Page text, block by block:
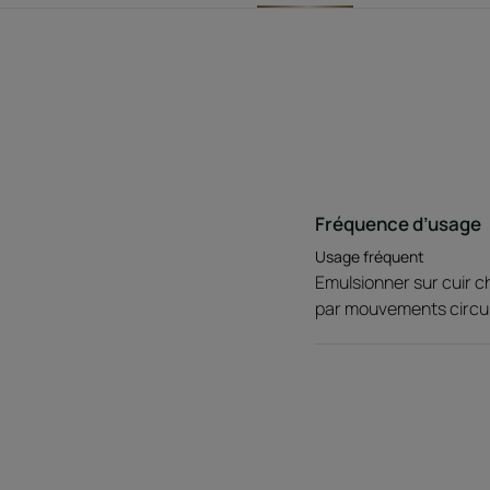
Fréquence d’usage
Usage fréquent
Emulsionner sur cuir
par mouvements